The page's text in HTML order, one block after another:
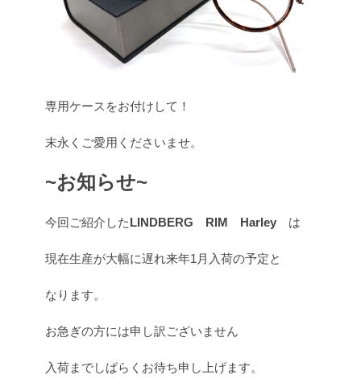
専用ケースをお付けして！
末永くご愛用くださいませ。
~お知らせ~
今回ご紹介した LINDBERG RIM Harley は
現在生産が大幅に遅れ来年1月入荷の予定と
なります。
お急ぎの方には申し訳ございません
入荷までしばらくお待ち申し上げます。